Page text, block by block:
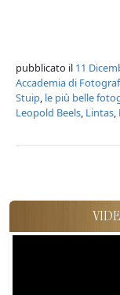
pubblicato il 11
Accademia di
Stuip, le più belle
Leopold Beels, Lintas,